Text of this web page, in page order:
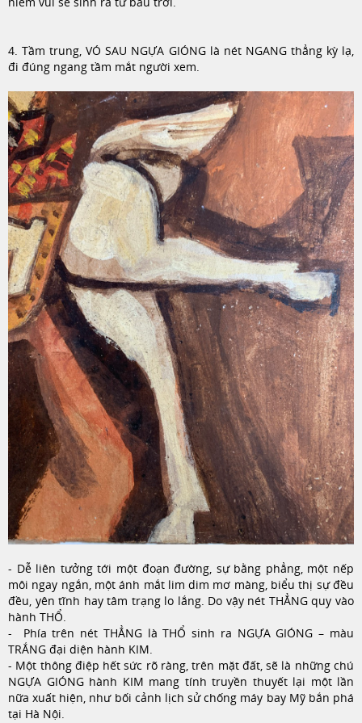
4. Tầm trung, VÓ SAU NGỰA GIÓNG là nét NGANG thẳng kỳ lạ,
đi đúng ngang tầm mắt người xem.
- Dễ liên tưởng tới một đoạn đường, sự bằng phẳng, một nếp
môi ngay ngắn, một ánh mắt lim dim mơ màng, biểu thị sự đều
đều, yên tĩnh hay tâm trạng lo lắng. Do vậy nét THẲNG quy vào
hành THỔ.
- Phía trên nét THẲNG là THỔ sinh ra NGỰA GIÓNG – màu
TRẮNG đại diện hành KIM.
- Một thông điệp hết sức rõ ràng, trên mặt đất, sẽ là những chú
NGỰA GIÓNG hành KIM mang tính truyền thuyết lại một lần
nữa xuất hiện, như bối cảnh lịch sử chống máy bay Mỹ bắn phá
tại Hà Nội.